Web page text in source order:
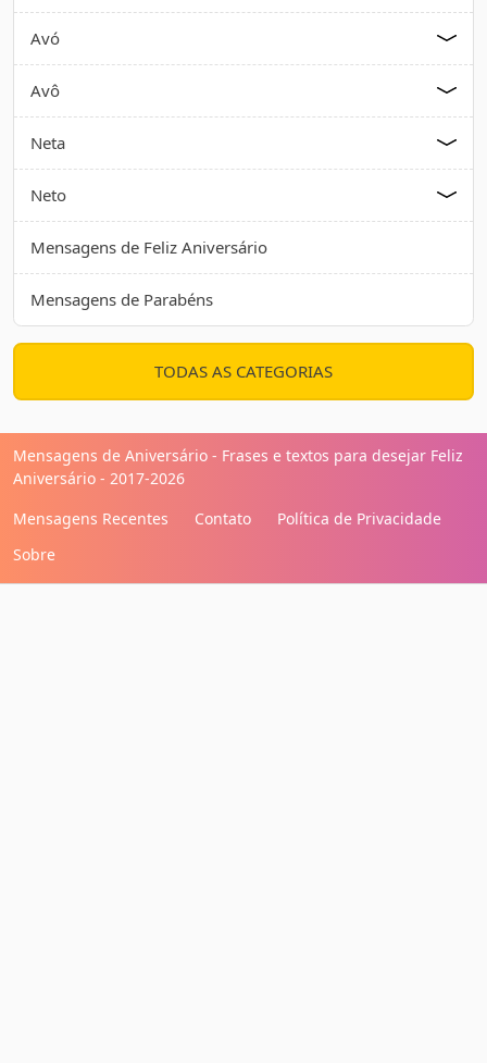
Avó
Avô
Neta
Neto
Mensagens de Feliz Aniversário
Mensagens de Parabéns
TODAS AS CATEGORIAS
Mensagens de Aniversário - Frases e textos para desejar Feliz
Aniversário - 2017-2026
Mensagens Recentes
Contato
Política de Privacidade
Sobre